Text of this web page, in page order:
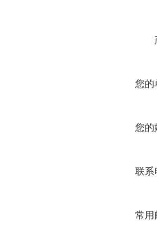
您的
您的
联系
常用